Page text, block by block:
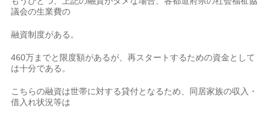
議会の生業費の
融資制度がある。
460万までと限度額があるが、再スタートするための資金として
は十分である。
こちらの融資は世帯に対する貸付となるため、同居家族の収入・
借入れ状況等は